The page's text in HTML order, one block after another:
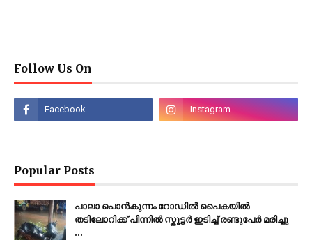
Follow Us On
Popular Posts
പാലാ പൊൻകുന്നം റോഡിൽ പൈകയിൽ
തടിലോറിക്ക് പിന്നിൽ സ്കൂട്ടർ ഇടിച്ച് രണ്ടുപേർ മരിച്ചു
...